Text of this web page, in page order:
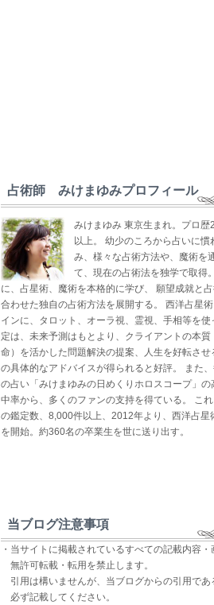
占術師 みけまゆみプロフィール
みけまゆみ 東京生まれ。プロ歴
以上。 幼少のころから占いに慣
み、様々な占術方法や、魔術を
て、現在の占術法を独学で取得
に、占星術、魔術を本格的に学び、 願望成就と
合わせた独自の占術方法を展開する。 西洋占星術
インに、タロット、オーラ視、霊視、手相等を使
定は、未来予測はもとより、クライアントの本質
命）を活かした問題解決の提案、人生を好転させ
の具体的なアドバイスが得られると好評。 また、
の占い「みけまゆみの日めくりホロスコープ」の
中率から、多くのファンの支持を得ている。 こ
の鑑定数、8,000件以上、2012年より、西洋占星
を開始。約360名の卒業生を世に送り出す。
当ブログ注意事項
・当サイトに掲載されているすべての記載内容・
無許可転載・転用を禁止します。
引用は構いませんが、当ブログからの引用であ
必ず記載してください。